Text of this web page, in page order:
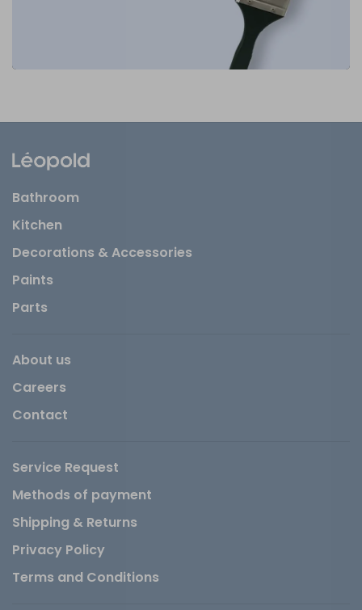
Bathroom
Kitchen
Decorations & Accessories
Paints
Parts
About us
Careers
Contact
Service Request
Methods of payment
Shipping & Returns
Privacy Policy
Terms and Conditions